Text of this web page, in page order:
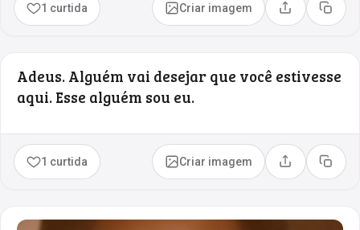
1 curtida Criar imagem Compartilhar
Copiar
Adeus. Alguém vai desejar que você estivesse
aqui. Esse alguém sou eu.
1 curtida Criar imagem Compartilhar
Copiar